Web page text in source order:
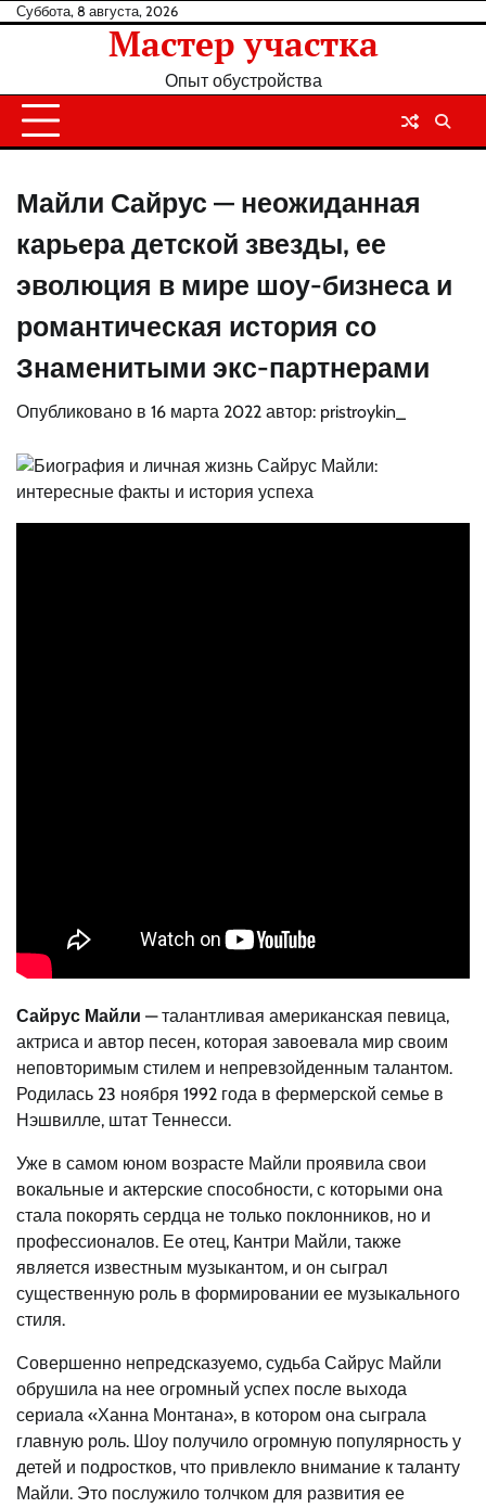
Перейти
Суббота, 8 августа, 2026
Мастер участка
Опыт обустройства
Майли Сайрус — неожиданная
карьера детской звезды, ее
эволюция в мире шоу-бизнеса и
романтическая история со
Знаменитыми экс-партнерами
Опубликовано в 16 марта 2022 автор: pristroykin_
Сайрус Майли — талантливая американская певица,
актриса и автор песен, которая завоевала мир своим
неповторимым стилем и непревзойденным талантом.
Родилась 23 ноября 1992 года в фермерской семье в
Нэшвилле, штат Теннесси.
Уже в самом юном возрасте Майли проявила свои
вокальные и актерские способности, с которыми она
стала покорять сердца не только поклонников, но и
профессионалов. Ее отец, Кантри Майли, также
является известным музыкантом, и он сыграл
существенную роль в формировании ее музыкального
стиля.
Совершенно непредсказуемо, судьба Сайрус Майли
обрушила на нее огромный успех после выхода
сериала «Ханна Монтана», в котором она сыграла
главную роль. Шоу получило огромную популярность у
детей и подростков, что привлекло внимание к таланту
Майли. Это послужило толчком для развития ее